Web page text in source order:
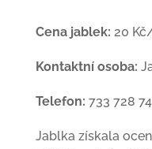
Cena jablek: 20
Kontaktní osoba:
Telefon: 733 728
Jablka získala